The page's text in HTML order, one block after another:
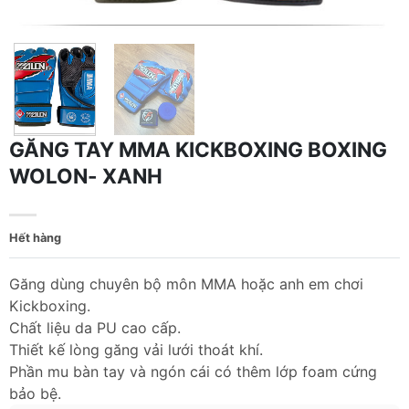
GĂNG TAY MMA KICKBOXING BOXING
WOLON- XANH
Găng dùng chuyên bộ môn MMA hoặc anh em chơi
Kickboxing.
Chất liệu da PU cao cấp.
Thiết kế lòng găng vải lưới thoát khí.
Phần mu bàn tay và ngón cái có thêm lớp foam cứng
bảo bệ.
Hết hàng